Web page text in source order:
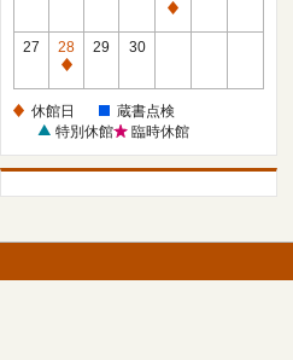
休
27
28
休
日
29 30
休館日
蔵書点検
特別休館
臨時休館